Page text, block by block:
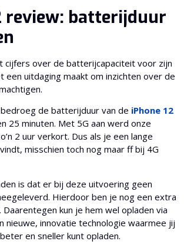
review: batterijduur
cijfers over de batterijcapaciteit voor zijn
een uitdaging maakt om inzichten over de
de batterijduur van de iPhone 12
25 minuten. Met 5G aan werd onze
2 uur verkort. Dus als je een lange
misschien toch nog maar ff bij 4G
is dat er bij deze uitvoering geen
Hierdoor ben je nog een extra
kun je hem wel opladen via
nieuwe, innovatie technologie waarmee jij
en sneller kunt opladen.